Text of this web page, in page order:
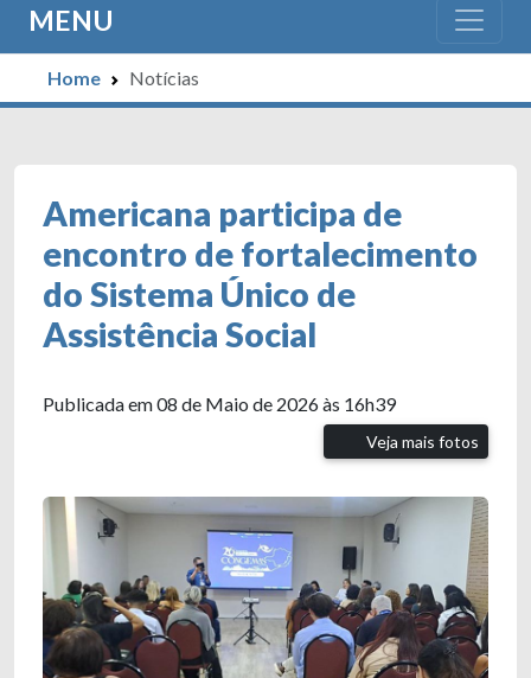
MENU
Home Notícias
Americana participa de
encontro de fortalecimento
do Sistema Único de
Assistência Social
Publicada em 08 de Maio de 2026 às 16h39
Veja mais fotos